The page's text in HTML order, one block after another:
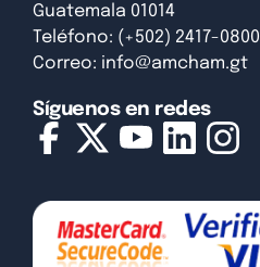
Guatemala 01014
Teléfono: (+502) 2417-0800
Correo: info@amcham.gt
Síguenos en redes